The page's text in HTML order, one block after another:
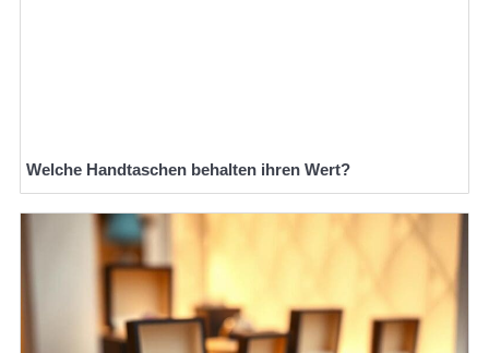
Welche Handtaschen behalten ihren Wert?